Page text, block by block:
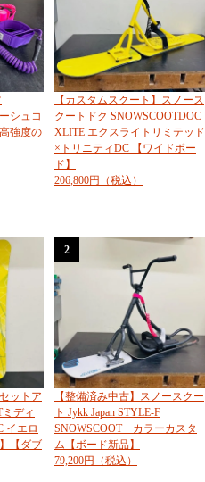
シュコ
強度の
【カスタムスクート】スノース
クートドク SNOWSCOOTDOC
XLITE エクスライトリミテッド
×トリニティDC 【ワイドボー
ド】
206,800円（税込）
ットア
ディ
イエロ
【ダブ
2
【整備済み中古】スノースクー
ト Jykk Japan STYLE-F
SNOWSCOOT カラーカスタ
ム【ボード新品】
79,200円（税込）